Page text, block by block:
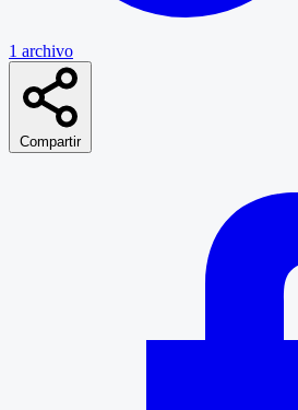
1 archivo
Compartir